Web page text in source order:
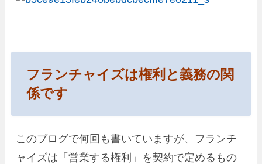
フランチャイズは権利と義務の関
係です
このブログで何回も書いていますが、フランチ
ャイズは「営業する権利」を契約で定めるもの